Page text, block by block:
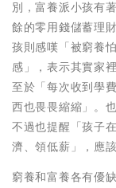
別，富養派小孩有
餘的零用錢儲蓄理
孩則感嘆「被窮養
感」，表示其實家
至於「每次收到學
西也畏畏縮縮」。
不過也提醒「孩子
濟、領低薪」，應
窮養和富養各有優